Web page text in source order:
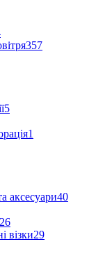
357
5
1
аксесуари40
26
візки29